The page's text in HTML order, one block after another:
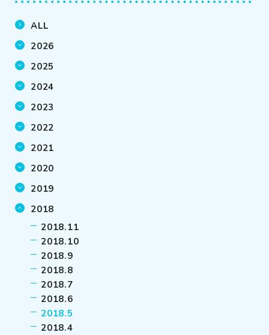
ALL
2026
2025
2024
2023
2022
2021
2020
2019
2018
2018.11
2018.10
2018.9
2018.8
2018.7
2018.6
2018.5
2018.4